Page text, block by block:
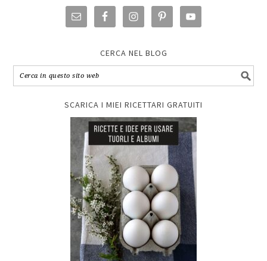
CERCA NEL BLOG
SCARICA I MIEI RICETTARI GRATUITI